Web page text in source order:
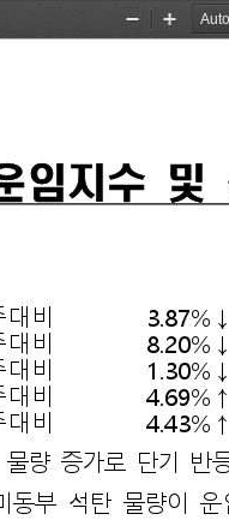
Zoom
Zoom
임지수 및
대비 3.87% ↓
대비 8.20% ↓
대비 1.30% ↓
대비 4.69% ↑
대비 4.43% ↑
물량 증가로 단기 반
동부 석탄 물량이 운